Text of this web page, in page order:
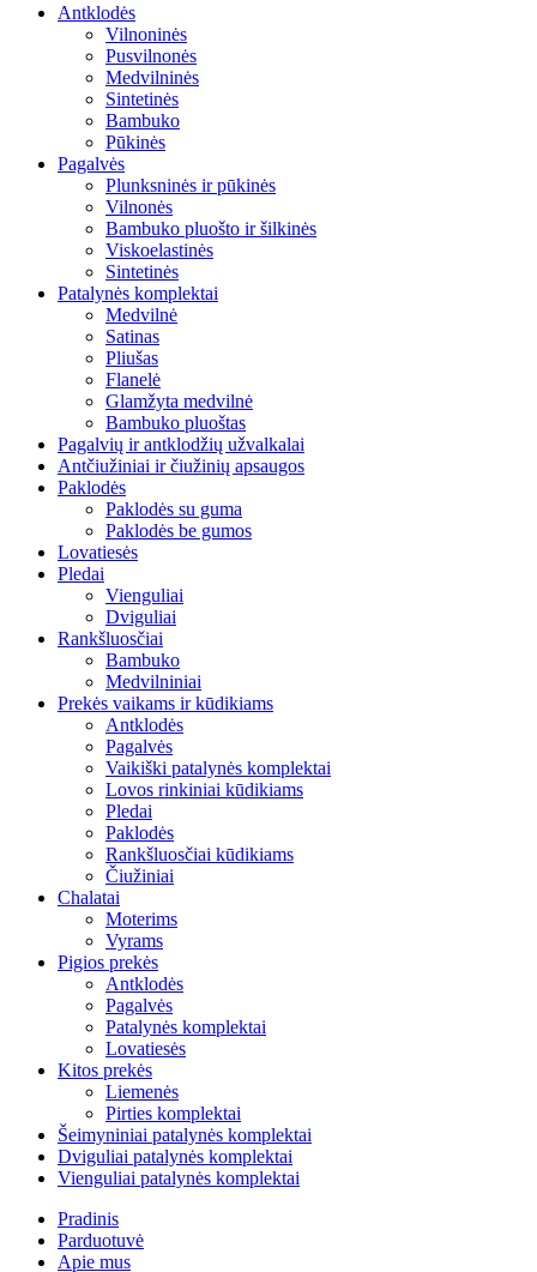
Antklodės
Vilnoninės
Pusvilnonės
Medvilninės
Sintetinės
Bambuko
Pūkinės
Pagalvės
Plunksninės ir pūkinės
Vilnonės
Bambuko pluošto ir šilkinės
Viskoelastinės
Sintetinės
Patalynės komplektai
Medvilnė
Satinas
Pliušas
Flanelė
Glamžyta medvilnė
Bambuko pluoštas
Pagalvių ir antklodžių užvalkalai
Antčiužiniai ir čiužinių apsaugos
Paklodės
Paklodės su guma
Paklodės be gumos
Lovatiesės
Pledai
Vienguliai
Dviguliai
Rankšluosčiai
Bambuko
Medvilniniai
Prekės vaikams ir kūdikiams
Antklodės
Pagalvės
Vaikiški patalynės komplektai
Lovos rinkiniai kūdikiams
Pledai
Paklodės
Rankšluosčiai kūdikiams
Čiužiniai
Chalatai
Moterims
Vyrams
Pigios prekės
Antklodės
Pagalvės
Patalynės komplektai
Lovatiesės
Kitos prekės
Liemenės
Pirties komplektai
Šeimyniniai patalynės komplektai
Dviguliai patalynės komplektai
Vienguliai patalynės komplektai
Pradinis
Parduotuvė
Apie mus